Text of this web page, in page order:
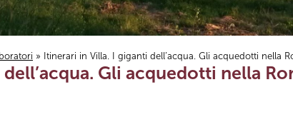
» Itinerari in Villa. I giganti dell’acqua. Gli acquedotti nella
Gli acquedotti nella